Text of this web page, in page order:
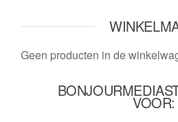
Geen producten in de
VOOR: